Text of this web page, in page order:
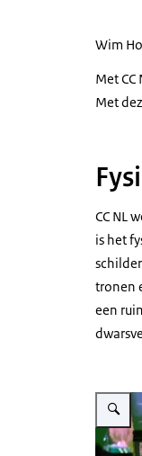
Wim
Met
Met
CC NL
is het
tronen
een
Vergroot